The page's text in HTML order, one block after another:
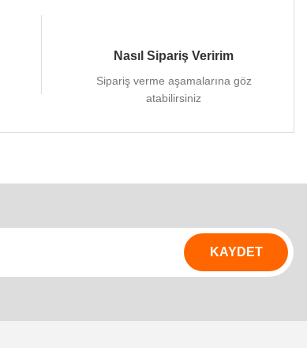
Nasıl Sipariş Veririm
Sipariş verme aşamalarına göz
atabilirsiniz
KAYDET